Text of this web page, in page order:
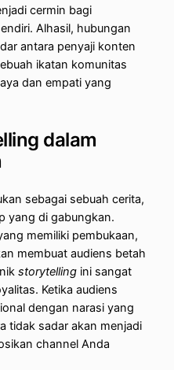
cermin bagi
Alhasil, hubungan
antara penyaji konten
ikatan komunitas
dan empati yang
dalam
sebagai sebuah cerita,
yang di gabungkan.
memiliki pembukaan,
membuat audiens betah
storytellingini sangat
Ketika audiens
dengan narasi yang
tidak sadar akan menjadi
channel Anda